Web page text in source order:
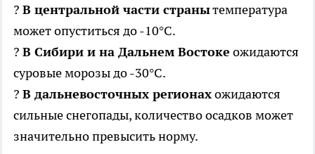
? В центральной части странытемпература
может опуститься до -10°C.
? В Сибири и на Дальнем Востоке ожидаются
суровые морозы до -30°C.
? В дальневосточных регионахожидаются
сильные снегопады, количество осадков может
значительно превысить норму.